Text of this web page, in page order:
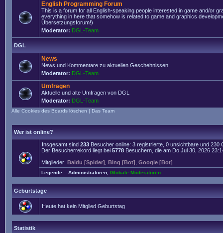
English Programming Forum
This is a forum for all English-speaking people interested in game and/or
everything in here that somehow is related to game and graphics
Übersetzungsforum!)
Moderator: DGL-Team
DGL
News
News und Kommentare zu aktuellen Geschehnissen.
Moderator: DGL-Team
Umfragen
Aktuelle und alte Umfragen von DGL
Moderator: DGL-Team
Alle Cookies des Boards löschen | Das Team
Wer ist online?
Insgesamt sind 233 Besucher online: 3 registrierte, 0 unsichtbare und
Der Besucherrekord liegt bei 5778 Besuchern, die am Do Jul 30, 2026
Mitglieder: Baidu [Spider] Bing [Bot] Google [Bot]
Legende :: Administratoren Globale Moderatoren
Geburtstage
Heute hat kein Mitglied Geburtstag
Statistik